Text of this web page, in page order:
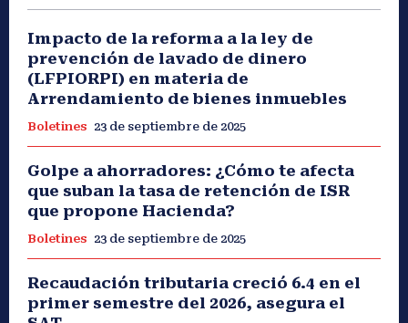
Impacto de la reforma a la ley de
prevención de lavado de dinero
(LFPIORPI) en materia de
Arrendamiento de bienes inmuebles
Boletines 23 de septiembre de 2025
Golpe a ahorradores: ¿Cómo te afecta
que suban la tasa de retención de ISR
que propone Hacienda?
Boletines 23 de septiembre de 2025
Recaudación tributaria creció 6.4 en el
primer semestre del 2026, asegura el